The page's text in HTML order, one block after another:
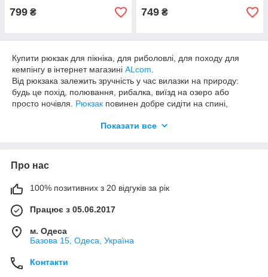
799 ₴ 749 ₴
Купити рюкзак для пікніка, для риболовлі, для походу для
кемпінгу в інтернет магазині ALcom
Від рюкзака залежить зручність у час вилазки на природу:
будь це похід, полювання, рибалка, виїзд на озеро або
просто ночівля. Рюкзак повинен добре сидіти на спині,
перетвориться в суцільна мука. Урюкзак
Склалося так, що рюкзаки поділяють на:
станкові.
Можна дати таку класифікацію
туристичнийрюкзак, який краще інших підходить
для багатоденних піших походів. Підвісна система
Показати все
Про нас
100% позитивних з 20 відгуків за рік
Працює з 05.06.2017
м. Одеса
Базова 15, Одеса, Україна
Контакти